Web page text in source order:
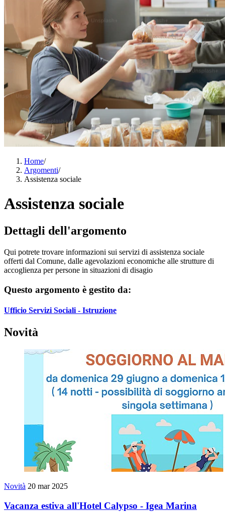
Home/
Argomenti/
Assistenza sociale
Assistenza sociale
Dettagli dell'argomento
Qui potrete trovare informazioni sui servizi di assistenza sociale
offerti dal Comune, dalle agevolazioni economiche alle strutture di
accoglienza per persone in situazioni di disagio
Questo argomento è gestito da:
Ufficio Servizi Sociali - Istruzione
Novità
Novità 20 mar 2025
Vacanza estiva all'Hotel Calypso - Igea Marina